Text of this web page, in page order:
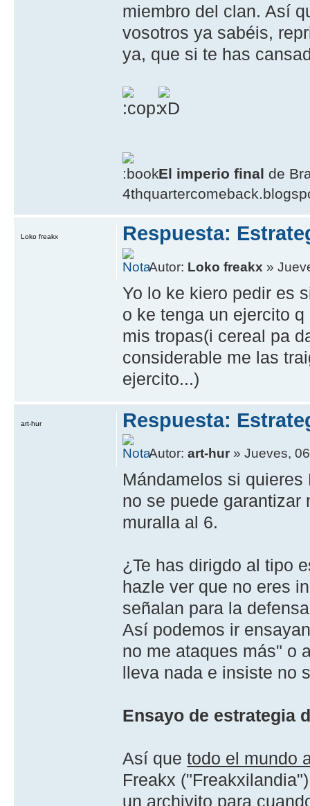
miembro del clan. Así­
vosotros ya sabéis,
ya, que si te has
El imperio final de
Respuesta:
Autor: Loko freakx »
Yo lo ke kiero pedir es
o ke tenga un ejercito
mis tropas(i cereal pa
considerable me las
ejercito...)
Loko freakx
Respuesta:
Autor:art-hur » Jueves,
Mándamelos si
no se puede garantizar
muralla al 6.
¿Te has dirigdo al tipo
hazle ver que no eres
señalan para la
Así­ podemos ir
no me ataques más" o
lleva nada e insiste no
Ensayo de estrategia
Así­ quetodo el mundo
Freakx
un archivito para
art-hur